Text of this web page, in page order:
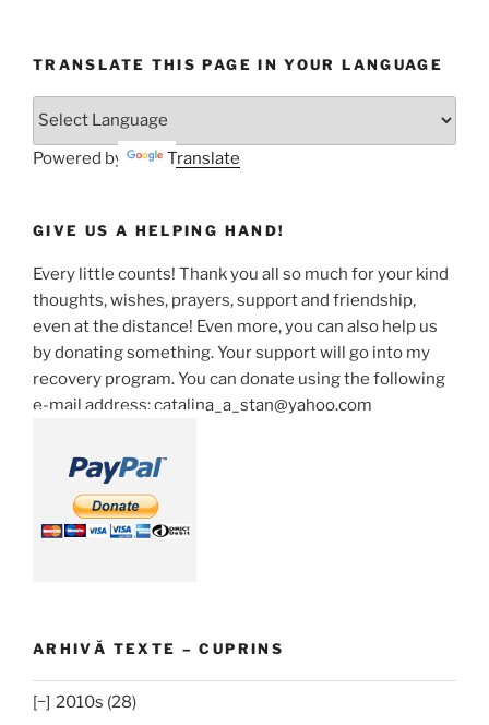
TRANSLATE THIS PAGE IN YOUR LANGUAGE
Powered by Translate
GIVE US A HELPING HAND!
Every little counts! Thank you all so much for your kind
thoughts, wishes, prayers, support and friendship,
even at the distance! Even more, you can also help us
by donating something. Your support will go into my
recovery program. You can donate using the following
e-mail address: catalina_a_stan@yahoo.com
ARHIVĂ TEXTE – CUPRINS
2010s (28)